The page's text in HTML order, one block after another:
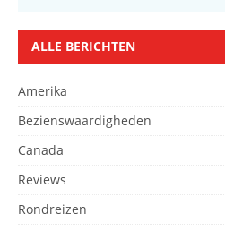
ALLE BERICHTEN
Amerika
Bezienswaardigheden
Canada
Reviews
Rondreizen